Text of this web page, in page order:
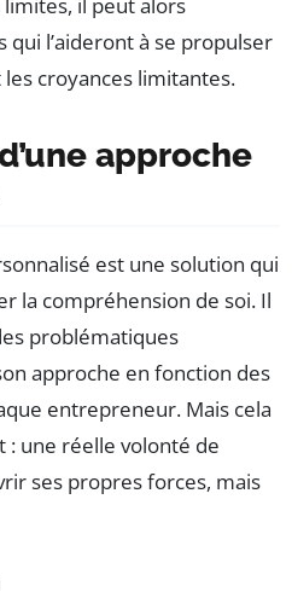
il peut alors
l’aideront à se propulser
les croyances limitantes.
approche
est une solution qui
la compréhension de soi. Il
problématiques
approche en fonction des
entrepreneur. Mais cela
: une réelle volonté de
ses propres forces, mais